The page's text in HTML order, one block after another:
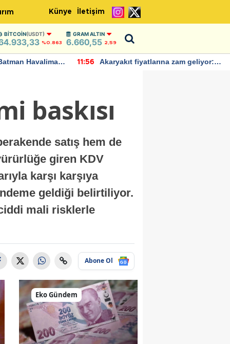
Künye İletişim
BITCOIN(USDT)
%0.863
GRAM ALTIN
6.660,55 2,59
Havalimanı
11:56
Akaryakıt fiyatlarına zam geliyor:
baskısı
satış hem de
giren KDV
karşı karşıya
geldiği belirtiliyor.
mali risklerle
Abone Ol
Eko Gündem